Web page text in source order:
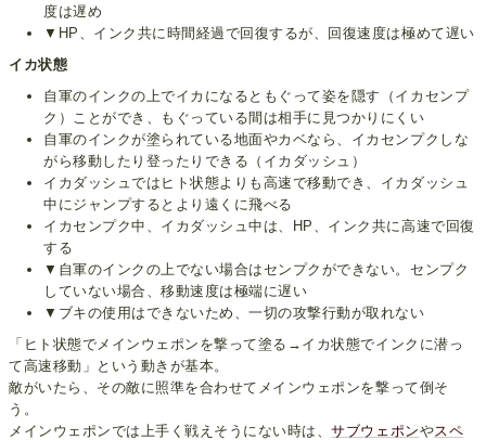
度は遅め
▼HP、インク共に時間経過で回復するが、回復速度は極めて遅い
イカ状態
自軍のインクの上でイカになるともぐって姿を隠す（イカセンプ
ク）ことができ、もぐっている間は相手に見つかりにくい
自軍のインクが塗られている地面やカベなら、イカセンプクしな
がら移動したり登ったりできる（イカダッシュ）
イカダッシュではヒト状態よりも高速で移動でき、イカダッシュ
中にジャンプするとより遠くに飛べる
イカセンプク中、イカダッシュ中は、HP、インク共に高速で回復
する
▼自軍のインクの上でない場合はセンプクができない。センプク
していない場合、移動速度は極端に遅い
▼ブキの使用はできないため、一切の攻撃行動が取れない
「ヒト状態でメインウェポンを撃って塗る→イカ状態でインクに潜っ
て高速移動」という動きが基本。
敵がいたら、その敵に照準を合わせてメインウェポンを撃って倒そ
う。
メインウェポンでは上手く戦えそうにない時は、サブウェポンやスペ